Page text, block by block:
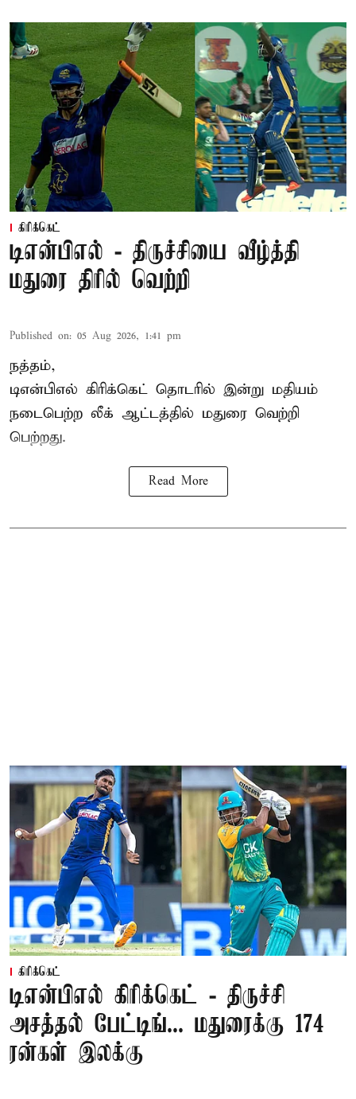
கிரிக்கெட்
டிஎன்பிஎல் - திருச்சியை வீழ்த்தி
மதுரை திரில் வெற்றி
Published on: 05 Aug 2026, 1:41 pm
நத்தம்,
டிஎன்பிஎல் கிரிக்கெட் தொடரில் இன்று மதியம்
நடைபெற்ற லீக் ஆட்டத்தில் மதுரை வெற்றி
பெற்றது.
Read More
கிரிக்கெட்
டிஎன்பிஎல் கிரிக்கெட் - திருச்சி
அசத்தல் பேட்டிங்... மதுரைக்கு 174
ரன்கள் இலக்கு